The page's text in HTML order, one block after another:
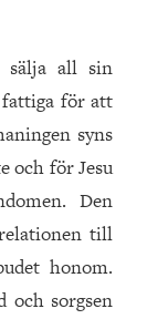
sälja all sin
fattiga för att
syns
och för Jesu
Den
till
honom.
sorgsen